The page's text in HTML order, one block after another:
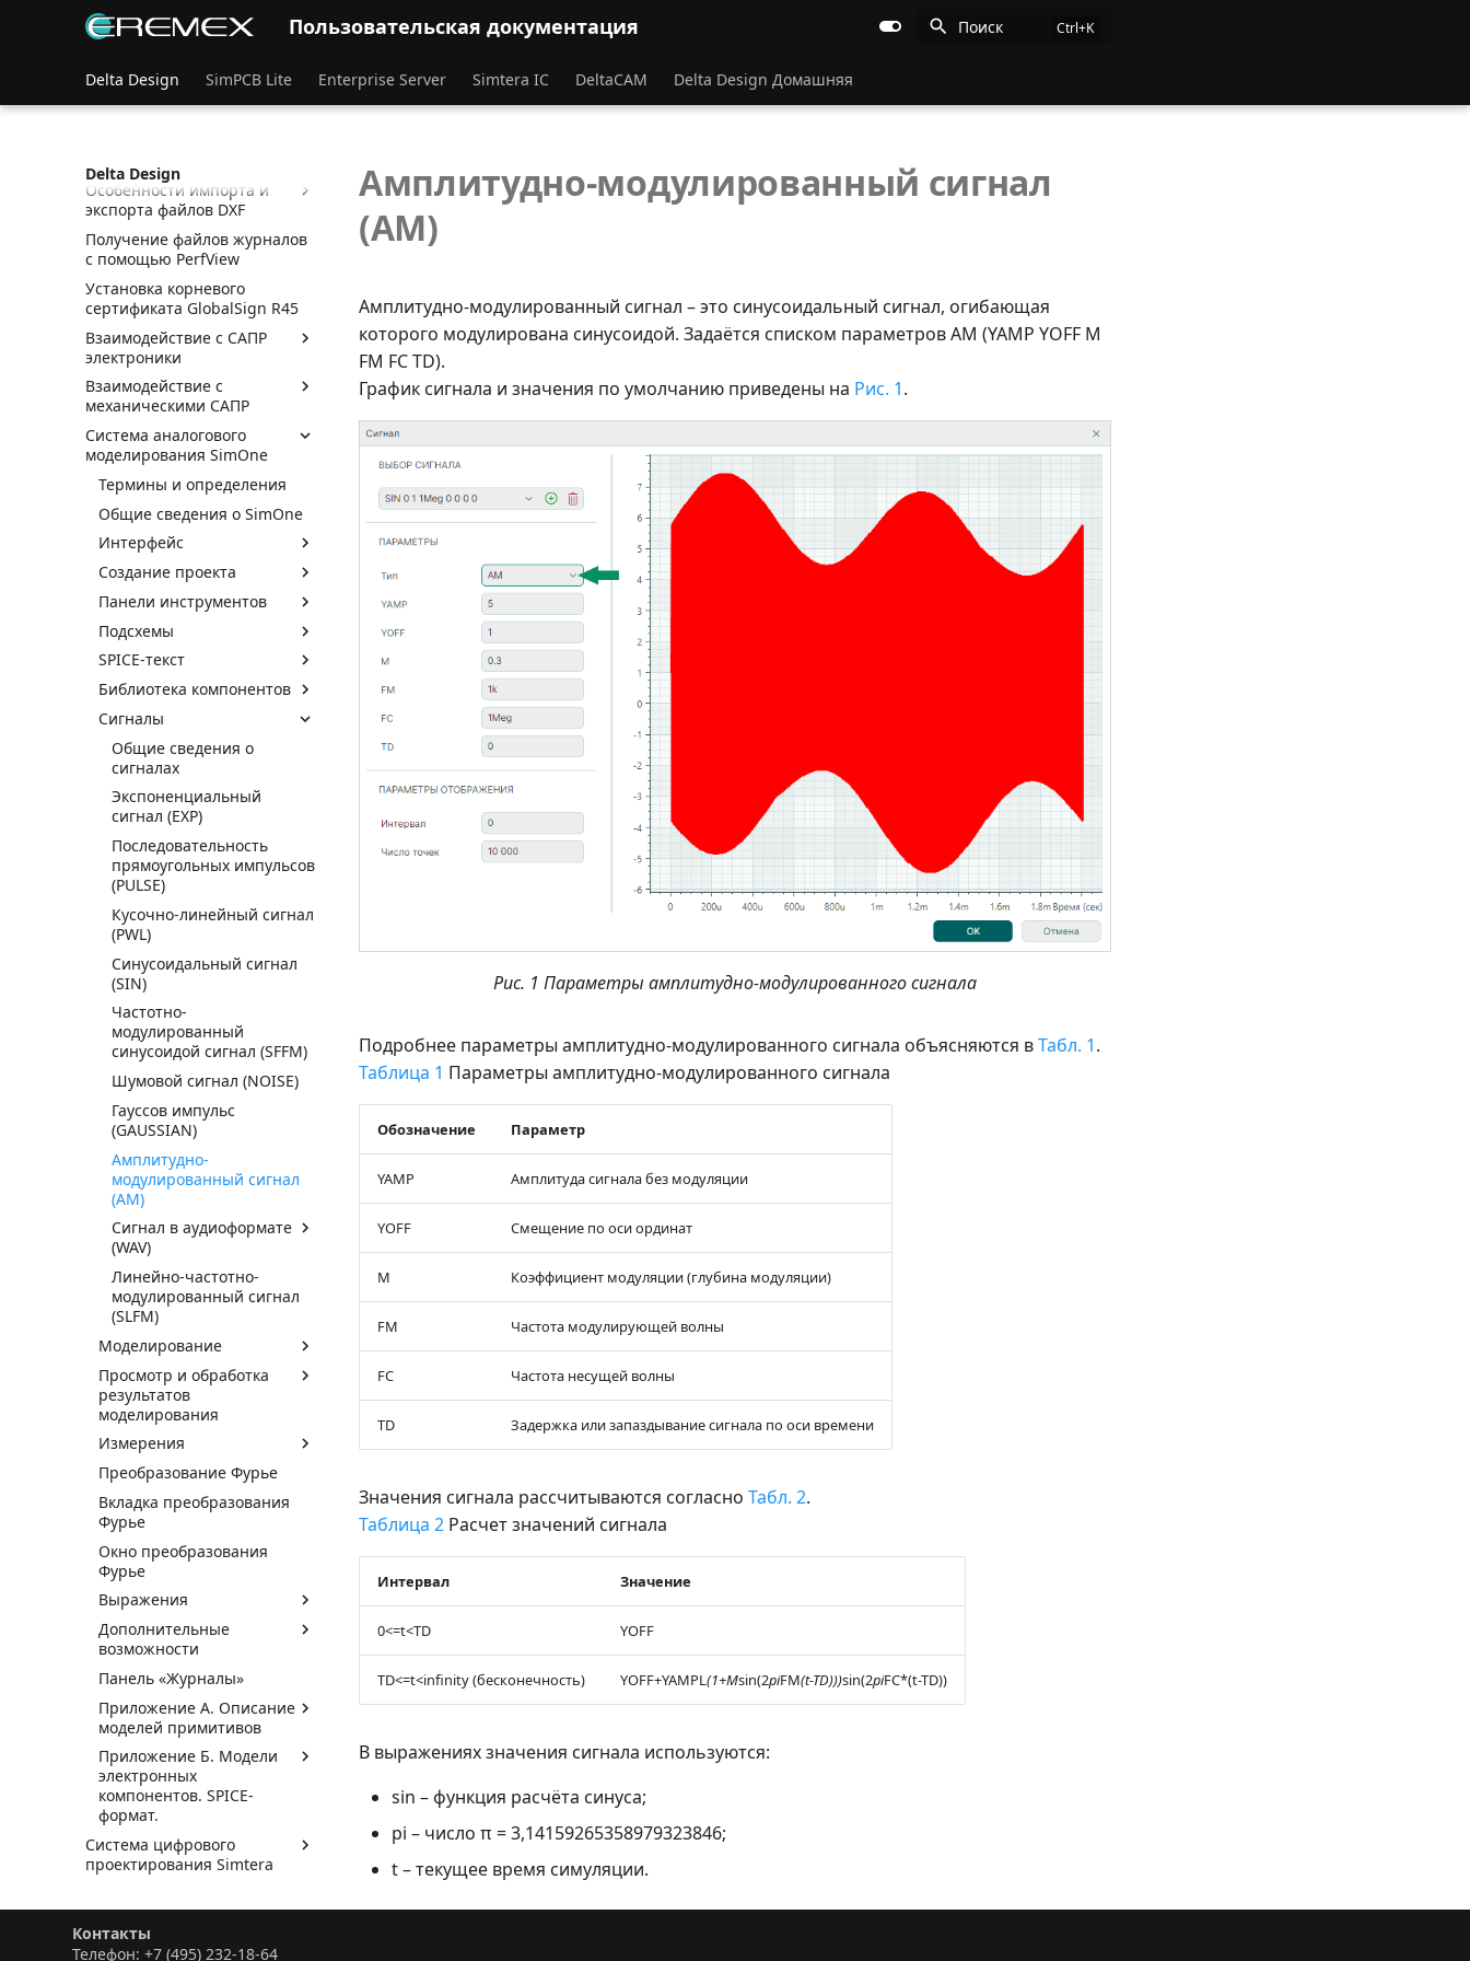
Пользовательская документация Поиск
Delta Design SimPCB Lite Enterprise Server Simtera IC DeltaCAM Delta Design Домашняя
Delta Design
Электрические схемы
Гибко-жесткие печатные
платы
Особенности импорта и
экспорта файлов DXF
Получение файлов журналов
с помощью PerfView
Установка корневого
сертификата GlobalSign R45
Взаимодействие с САПР
электроники
Взаимодействие с
механическими САПР
Система аналогового
моделирования SimOne
Термины и определения
Общие сведения о SimOne
Интерфейс
Создание проекта
Панели инструментов
Подсхемы
SPICE-текст
Библиотека компонентов
Сигналы
Общие сведения о
сигналах
Экспоненциальный
сигнал (EXP)
Последовательность
прямоугольных импульсов
(PULSE)
Кусочно-линейный сигнал
(PWL)
Синусоидальный сигнал
(SIN)
Частотно-
модулированный
синусоидой сигнал (SFFM)
Шумовой сигнал (NOISE)
Гауссов импульс
(GAUSSIAN)
Амплитудно-
модулированный сигнал
(AM)
Сигнал в аудиоформате
(WAV)
Линейно-частотно-
модулированный сигнал
(SLFM)
Моделирование
Просмотр и обработка
результатов
моделирования
Измерения
Преобразование Фурье
Вкладка преобразования
Фурье
Окно преобразования
Фурье
Выражения
Дополнительные
возможности
Панель «Журналы»
Приложение А. Описание
моделей примитивов
Приложение Б. Модели
электронных
компонентов. SPICE-
формат.
Система цифрового
проектирования Simtera
Амплитудно-модулированный сигнал
(AM)
Амплитудно-модулированный сигнал – это синусоидальный сигнал, огибающая
которого модулирована синусоидой. Задаётся списком параметров AM (YAMP YOFF M
FM FC TD).
График сигнала и значения по умолчанию приведены на Рис. 1.
Рис. 1 Параметры амплитудно-модулированного сигнала
Подробнее параметры амплитудно-модулированного сигнала объясняются вТабл. 1.
Таблица 1 Параметры амплитудно-модулированного сигнала
Обозначение Параметр
YAMP Амплитуда сигнала без модуляции
YOFF Смещение по оси ординат
M Коэффициент модуляции (глубина модуляции)
FM Частота модулирующей волны
FC Частота несущей волны
TD Задержка или запаздывание сигнала по оси времени
Значения сигнала рассчитываются согласно Табл. 2.
Таблица 2 Расчет значений сигнала
Интервал Значение
0<=t<TD YOFF
TD<=t<infinity (бесконечность) YOFF+YAMPL(1+Msin(2piFM(t-TD)))sin(2piFC*(t-TD))
В выражениях значения сигнала используются:
sin – функция расчёта синуса;
pi – число π = 3,14159265358979323846;
t – текущее время симуляции.
Контакты
Телефон: +7 (495) 232-18-64